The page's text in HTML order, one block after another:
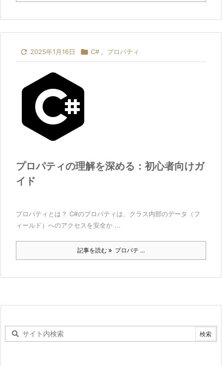
 2025年1月16日  C# , プロパティ
プロパティの理解を深める：初心者向けガ
イド
プロパティとは？ C#のプロパティは、クラス内部のデータ（フ
ィールド）へのアクセスを安全か ...
記事を読む プロパテ ...